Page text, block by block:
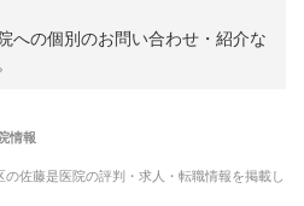
への個別のお問い合わせ・紹介な
情報
の佐藤是医院の評判・求人・転職情報を掲載し